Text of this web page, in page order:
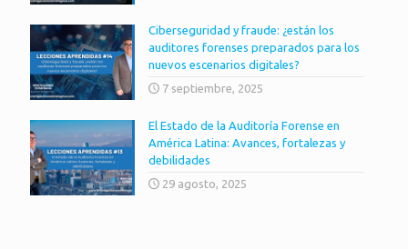
Ciberseguridad y fraude: ¿están los
auditores forenses preparados para los
nuevos escenarios digitales?
7 septiembre, 2025
El Estado de la Auditoría Forense en
América Latina: Avances, fortalezas y
debilidades
29 agosto, 2025